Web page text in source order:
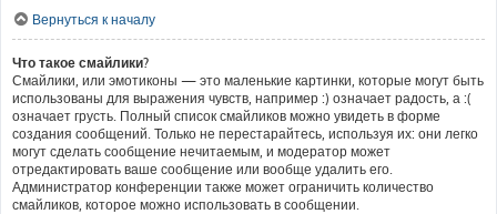
Вернуться к началу
Что такое смайлики?
Смайлики, или эмотиконы — это маленькие картинки, которые могут быть
использованы для выражения чувств, например :) означает радость, а :(
означает грусть. Полный список смайликов можно увидеть в форме
создания сообщений. Только не перестарайтесь, используя их: они легко
могут сделать сообщение нечитаемым, и модератор может
отредактировать ваше сообщение или вообще удалить его.
Администратор конференции также может ограничить количество
смайликов, которое можно использовать в сообщении.